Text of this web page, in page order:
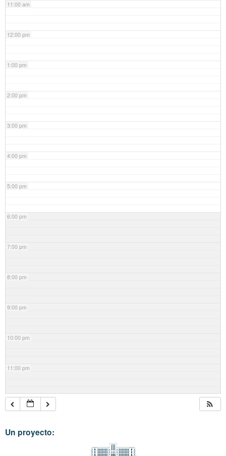
11:00 am
12:00 pm
1:00 pm
2:00 pm
3:00 pm
4:00 pm
5:00 pm
6:00 pm
7:00 pm
8:00 pm
9:00 pm
10:00 pm
11:00 pm
Un proyecto: